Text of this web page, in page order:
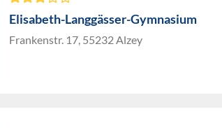
Elisabeth-Langgässer-Gymnasium
Frankenstr. 17, 55232 Alzey